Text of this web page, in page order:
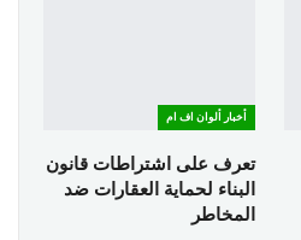
أخبار ألوان اف ام
تعرف على اشتراطات قانون
البناء لحماية العقارات ضد
المخاطر